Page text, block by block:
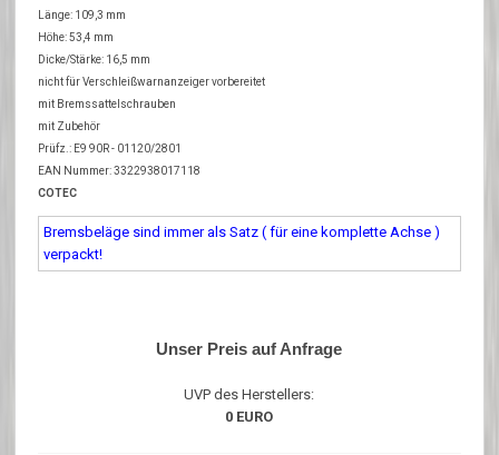
Länge: 109,3 mm
Höhe: 53,4 mm
Dicke/Stärke: 16,5 mm
nicht für Verschleißwarnanzeiger vorbereitet
mit Bremssattelschrauben
mit Zubehör
Prüfz.: E9 90R - 01120/2801
EAN Nummer: 3322938017118
COTEC
Bremsbeläge sind immer als Satz ( für eine komplette Achse )
verpackt!
Unser Preis auf Anfrage
UVP des Herstellers:
0 EURO